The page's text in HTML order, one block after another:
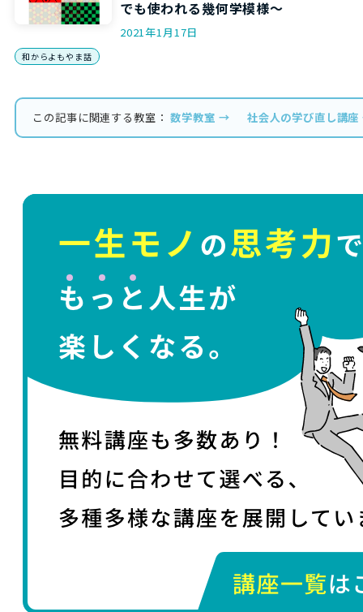
でも使われる幾何学模様～
2021年1月17日
和からよもやま話
この記事に関連する教室：数学教室 → 社会人の学び直し講